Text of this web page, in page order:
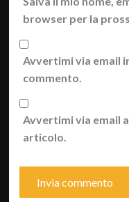
browser per la
Avvertimi via email
commento.
Avvertimi via email
articolo.